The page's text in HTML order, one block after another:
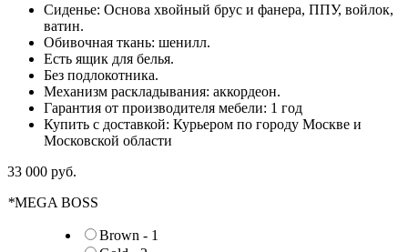
Сиденье: Основа хвойный брус и фанера, ППУ, войлок,
ватин.
Обивочная ткань: шенилл.
Есть ящик для белья.
Без подлокотника.
Механизм раскладывания: аккордеон.
Гарантия от производителя мебели: 1 год
Купить с доставкой: Курьером по городу Москве и
Московской области
33 000 руб.
*MEGA BOSS
Brown - 1